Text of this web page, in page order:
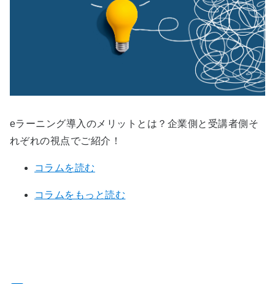
eラーニング導入のメリットとは？企業側と受講者側そ
れぞれの視点でご紹介！
コラムを読む
コラムをもっと読む